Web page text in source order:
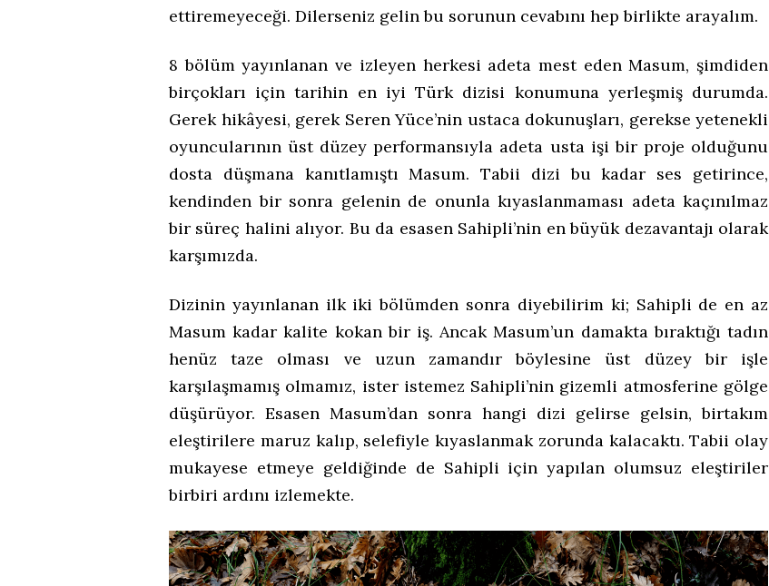
ettiremeyeceği. Dilerseniz gelin bu sorunun cevabını hep birlikte arayalım.
8 bölüm yayınlanan ve izleyen herkesi adeta mest eden Masum, şimdiden
birçokları için tarihin en iyi Türk dizisi konumuna yerleşmiş durumda.
Gerek hikâyesi, gerek Seren Yüce’nin ustaca dokunuşları, gerekse yetenekli
oyuncularının üst düzey performansıyla adeta usta işi bir proje olduğunu
dosta düşmana kanıtlamıştı Masum. Tabii dizi bu kadar ses getirince,
kendinden bir sonra gelenin de onunla kıyaslanmaması adeta kaçınılmaz
bir süreç halini alıyor. Bu da esasen Sahipli’nin en büyük dezavantajı olarak
karşımızda.
Dizinin yayınlanan ilk iki bölümden sonra diyebilirim ki; Sahipli de en az
Masum kadar kalite kokan bir iş. Ancak Masum’un damakta bıraktığı tadın
henüz taze olması ve uzun zamandır böylesine üst düzey bir işle
karşılaşmamış olmamız, ister istemez Sahipli’nin gizemli atmosferine gölge
düşürüyor. Esasen Masum’dan sonra hangi dizi gelirse gelsin, birtakım
eleştirilere maruz kalıp, selefiyle kıyaslanmak zorunda kalacaktı. Tabii olay
mukayese etmeye geldiğinde de Sahipli için yapılan olumsuz eleştiriler
birbiri ardını izlemekte.